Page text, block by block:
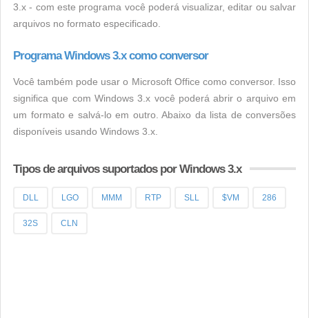
3.x - com este programa você poderá visualizar, editar ou salvar
arquivos no formato especificado.
Programa Windows 3.x como conversor
Você também pode usar o Microsoft Office como conversor. Isso
significa que com Windows 3.x você poderá abrir o arquivo em
um formato e salvá-lo em outro. Abaixo da lista de conversões
disponíveis usando Windows 3.x.
Tipos de arquivos suportados por Windows 3.x
DLL LGO MMM RTP SLL $VM 286
32S CLN